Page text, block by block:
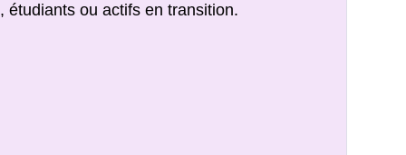
étudiants ou actifs en transition.